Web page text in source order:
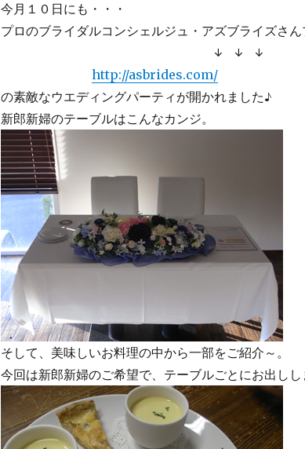
今月１０日にも・・・
プロのブライダルコンシェルジュ・アズブライズさん
↓ ↓ ↓
http://asbrides.com/
の素敵なウエディングパーティが開かれました♪
新郎新婦のテーブルはこんなカンジ。
そして、美味しいお料理の中から一部をご紹介～。
今回は新郎新婦のご希望で、テーブルごとにお出しし